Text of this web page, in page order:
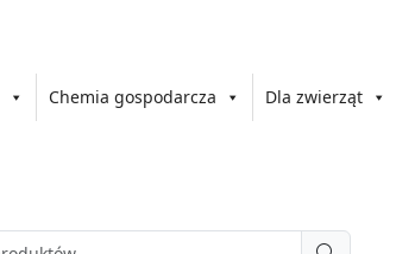
Chemia gospodarcza Dla zwierząt